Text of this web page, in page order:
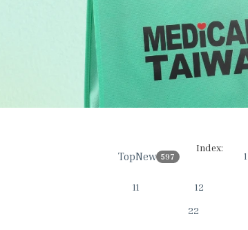
TopNews597
Index:
1
11 12
22